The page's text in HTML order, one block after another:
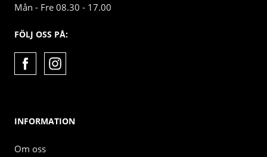
Mån - Fre 08.30 - 17.00
FÖLJ OSS PÅ:
INFORMATION
Om oss